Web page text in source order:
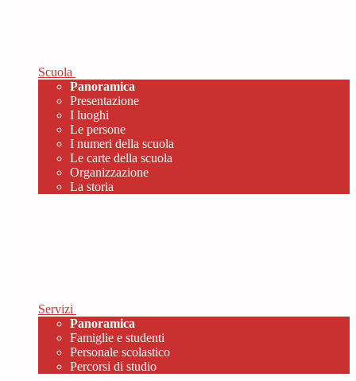
Scuola
Panoramica
Presentazione
I luoghi
Le persone
I numeri della scuola
Le carte della scuola
Organizzazione
La storia
Servizi
Panoramica
Famiglie e studenti
Personale scolastico
Percorsi di studio